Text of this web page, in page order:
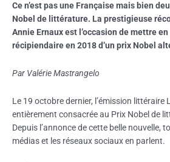
Ce n’est pas une Française mais bien
Nobel de littérature. La prestigieuse
Annie Ernaux est l’occasion de mettre
récipiendaire en 2018 d’un prix Nobel
Par Valérie Mastrangelo
Le 19 octobre dernier, l’émission littéraire
entièrement consacrée au Prix Nobel de
Depuis l’annonce de cette belle nouvelle,
médias et les réseaux sociaux en parlent.